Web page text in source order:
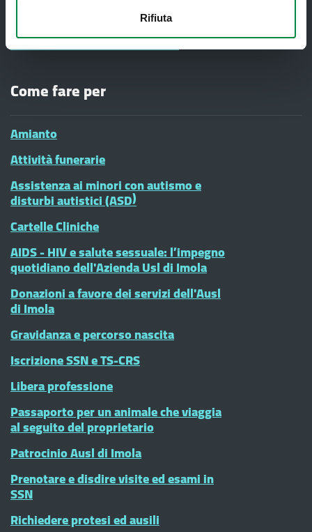
Rifiuta
#diciamoNo alla Violenza contro le
donne - CENTRI ANTIVIOLENZA
Come fare per
Amianto
Attività funerarie
Assistenza ai minori con autismo e
disturbi autistici (ASD)
Cartelle Cliniche
AIDS - HIV e salute sessuale: l’impegno
quotidiano dell'Azienda Usl di Imola
Donazioni a favore dei servizi dell'Ausl
di Imola
Gravidanza e percorso nascita
Iscrizione SSN e TS-CRS
Libera professione
Passaporto per un animale che viaggia
al seguito del proprietario
Patrocinio Ausl di Imola
Prenotare e disdire visite ed esami in
SSN
Richiedere protesi ed ausili